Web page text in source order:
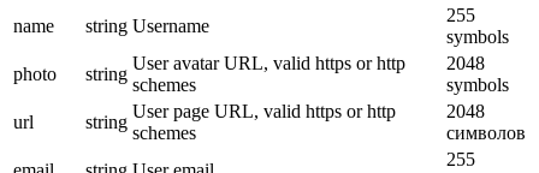
name string Username
255
symbols
photo
string
User avatar URL, valid https or http
schemes
2048
symbols
url
string
User page URL, valid https or http
schemes
2048
символов
255